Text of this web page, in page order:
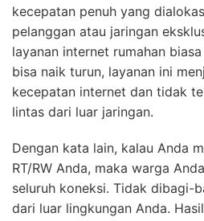
kecepatan penuh yang
pelanggan atau jaringan
layanan internet rumahan
bisa naik turun, layanan ini
kecepatan internet dan tidak
lintas dari luar jaringan.
Dengan kata lain, kalau Anda
RT/RW Anda, maka warga
seluruh koneksi. Tidak dibagi-
dari luar lingkungan Anda.